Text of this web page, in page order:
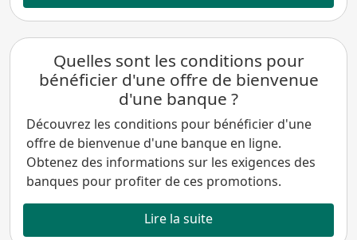
Quelles sont les conditions pour
bénéficier d'une offre de bienvenue
d'une banque ?
Découvrez les conditions pour bénéficier d'une
offre de bienvenue d'une banque en ligne.
Obtenez des informations sur les exigences des
banques pour profiter de ces promotions.
Lire la suite